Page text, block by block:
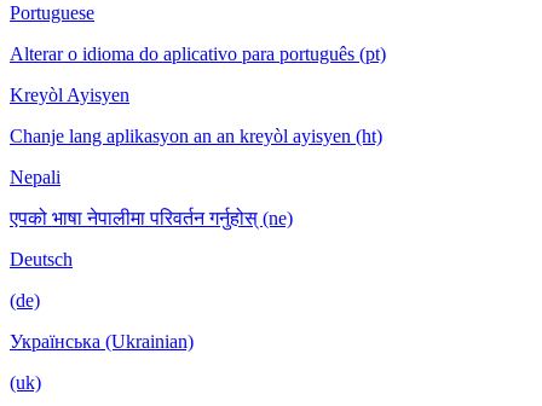
Portuguese
Alterar o idioma do aplicativo para português (pt)
Kreyòl Ayisyen
Chanje lang aplikasyon an an kreyòl ayisyen (ht)
Nepali
एपको भाषा नेपालीमा परिवर्तन गर्नुहोस् (ne)
Deutsch
(de)
Українська (Ukrainian)
(uk)